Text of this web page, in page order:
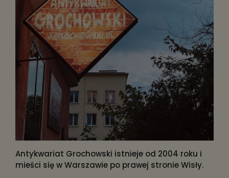
Antykwariat Grochowski istnieje od 2004 roku i
mieści się w Warszawie po prawej stronie Wisły.